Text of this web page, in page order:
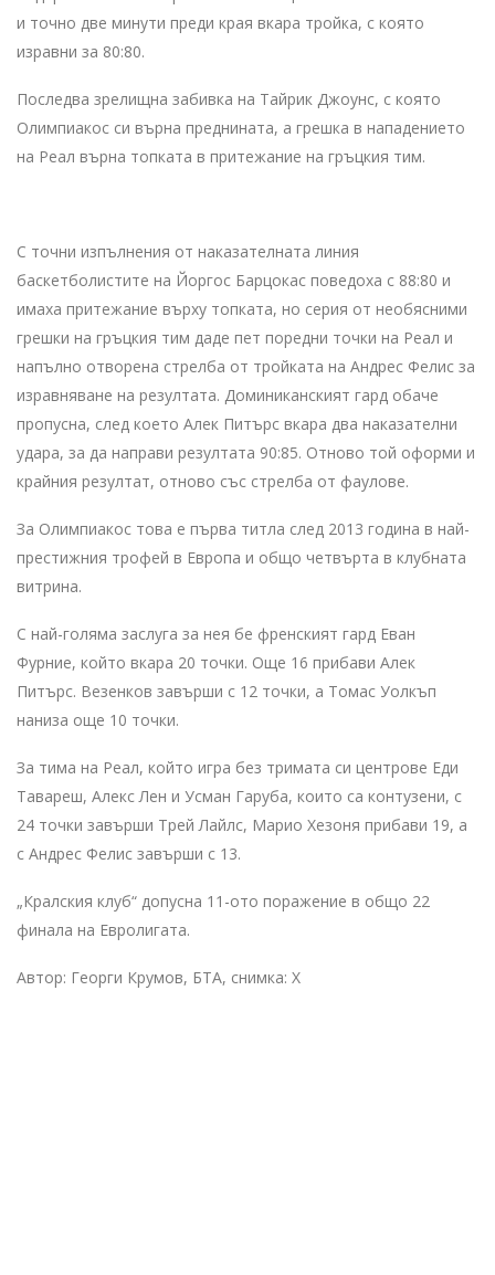
и точно две минути преди края вкара тройка, с която
изравни за 80:80.
Последва зрелищна забивка на Тайрик Джоунс, с която
Олимпиакос си върна преднината, а грешка в нападението
на Реал върна топката в притежание на гръцкия тим.
С точни изпълнения от наказателната линия
баскетболистите на Йоргос Барцокас поведоха с 88:80 и
имаха притежание върху топката, но серия от необясними
грешки на гръцкия тим даде пет поредни точки на Реал и
напълно отворена стрелба от тройката на Андрес Фелис за
изравняване на резултата. Доминиканският гард обаче
пропусна, след което Алек Питърс вкара два наказателни
удара, за да направи резултата 90:85. Отново той оформи и
крайния резултат, отново със стрелба от фаулове.
За Олимпиакос това е първа титла след 2013 година в най-
престижния трофей в Европа и общо четвърта в клубната
витрина.
С най-голяма заслуга за нея бе френският гард Еван
Фурние, който вкара 20 точки. Още 16 прибави Алек
Питърс. Везенков завърши с 12 точки, а Томас Уолкъп
наниза още 10 точки.
За тима на Реал, който игра без тримата си центрове Еди
Тавареш, Алекс Лен и Усман Гаруба, които са контузени, с
24 точки завърши Трей Лайлс, Марио Хезоня прибави 19, а
с Андрес Фелис завърши с 13.
„Кралския клуб“ допусна 11-ото поражение в общо 22
финала на Евролигата.
Автор: Георги Крумов, БТА, снимка: X